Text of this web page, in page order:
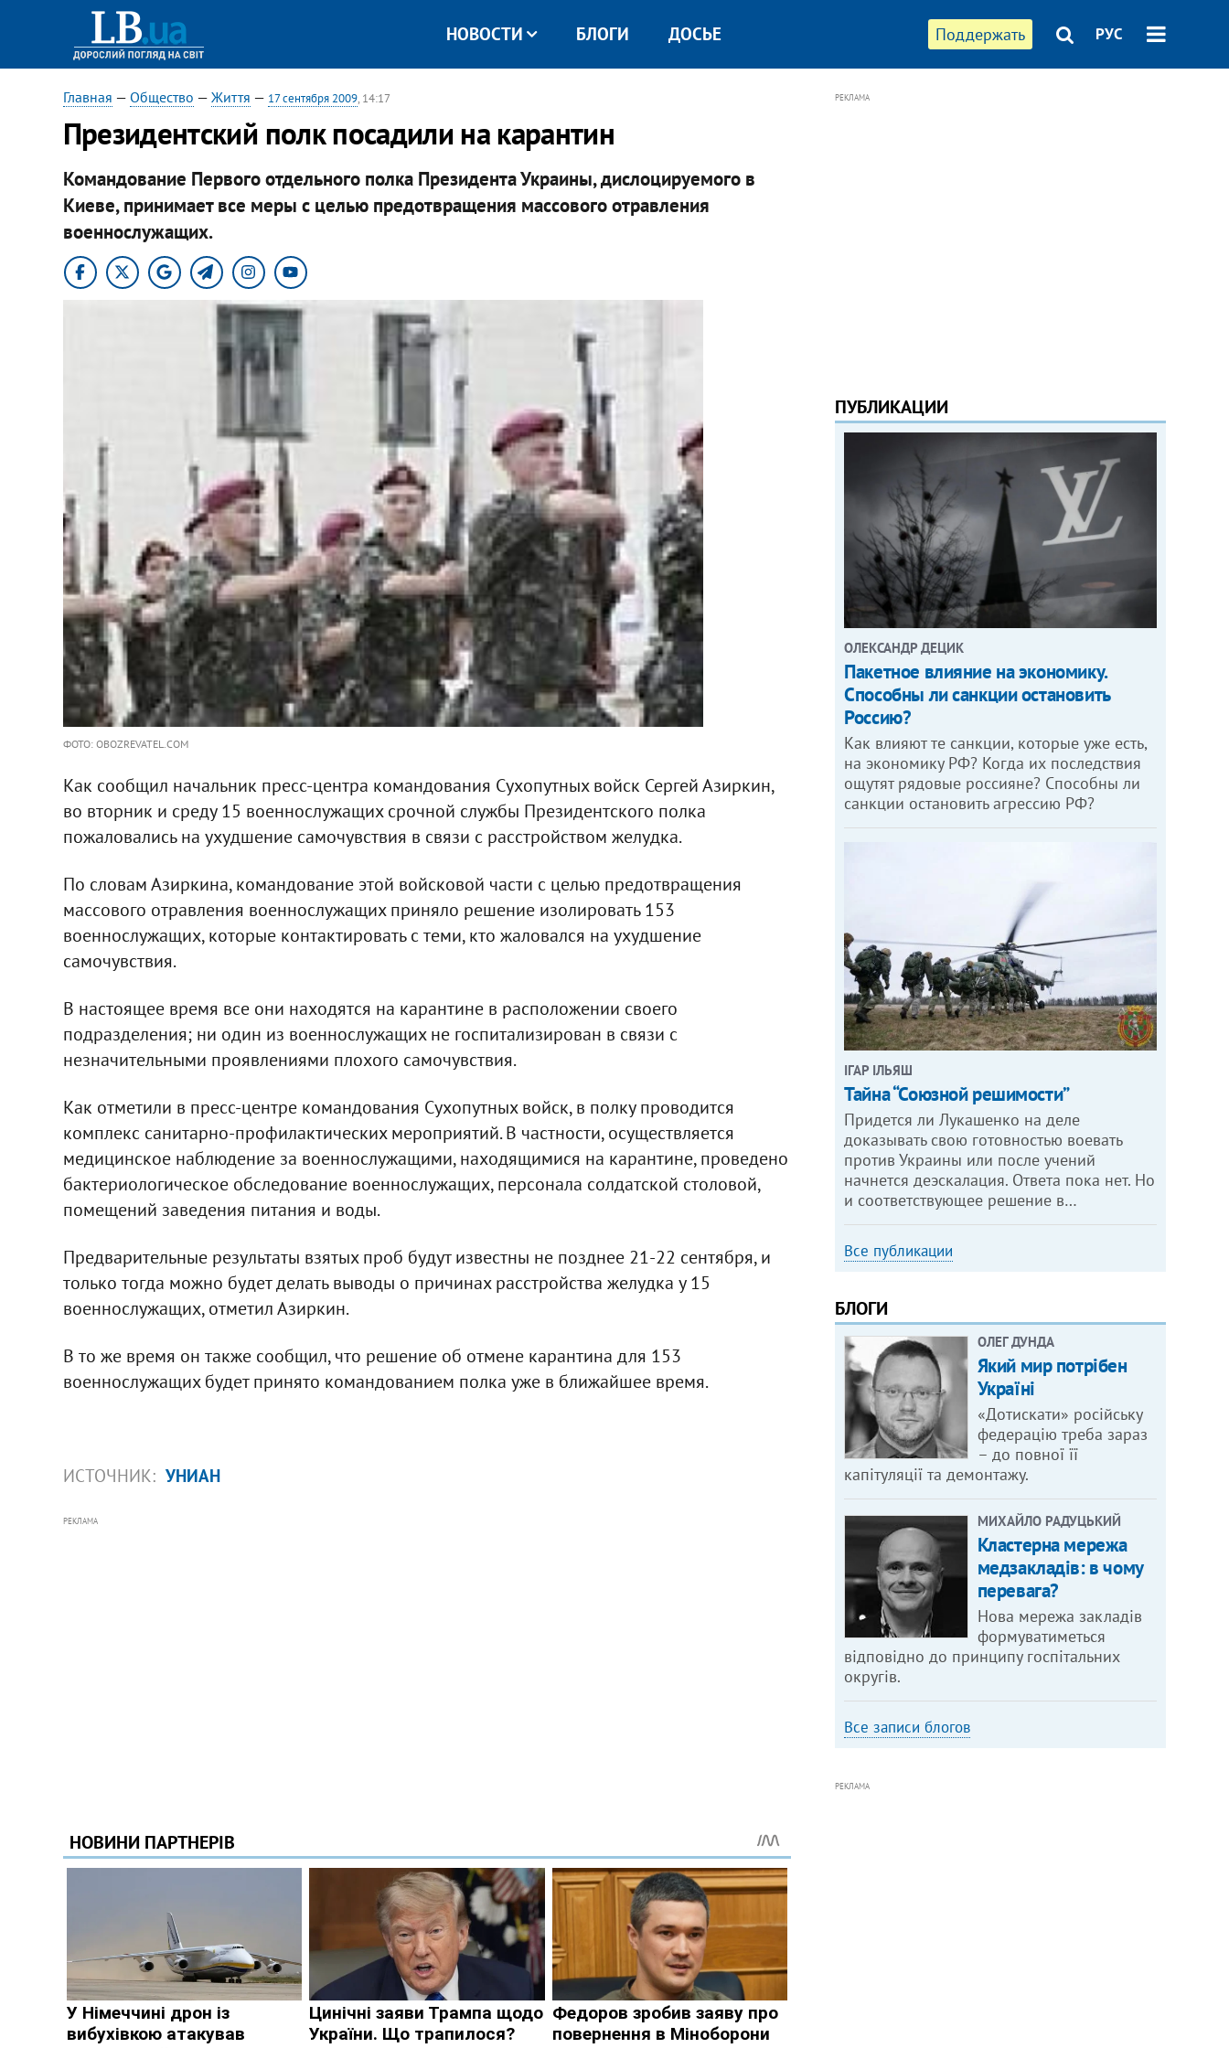
Поддержать РУС
НОВОСТИ БЛОГИ ДОСЬЕ
Главная — Общество — Життя — 17 сентября 2009, 14:17
Президентский полк посадили на карантин
Командование Первого отдельного полка Президента Украины, дислоцируемого в
Киеве, принимает все меры с целью предотвращения массового отравления
военнослужащих.
ФОТО: OBOZREVATEL.COM
Как сообщил начальник пресс-центра командования Сухопутных войск Сергей Азиркин,
во вторник и среду 15 военнослужащих срочной службы Президентского полка
пожаловались на ухудшение самочувствия в связи с расстройством желудка.
По словам Азиркина, командование этой войсковой части с целью предотвращения
массового отравления военнослужащих приняло решение изолировать 153
военнослужащих, которые контактировать с теми, кто жаловался на ухудшение
самочувствия.
В настоящее время все они находятся на карантине в расположении своего
подразделения; ни один из военнослужащих не госпитализирован в связи с
незначительными проявлениями плохого самочувствия.
Как отметили в пресс-центре командования Сухопутных войск, в полку проводится
комплекс санитарно-профилактических мероприятий. В частности, осуществляется
медицинское наблюдение за военнослужащими, находящимися на карантине, проведено
бактериологическое обследование военнослужащих, персонала солдатской столовой,
помещений заведения питания и воды.
Предварительные результаты взятых проб будут известны не позднее 21-22 сентября, и
только тогда можно будет делать выводы о причинах расстройства желудка у 15
военнослужащих, отметил Азиркин.
В то же время он также сообщил, что решение об отмене карантина для 153
военнослужащих будет принято командованием полка уже в ближайшее время.
ИСТОЧНИК: УНИАН
РЕКЛАМА
РЕКЛАМА
ПУБЛИКАЦИИ
ОЛЕКСАНДР ДЕЦИК
Пакетное влияние на экономику.
Способны ли санкции остановить
Россию?
Как влияют те санкции, которые уже есть,
на экономику РФ? Когда их последствия
ощутят рядовые россияне? Способны ли
санкции остановить агрессию РФ?
ІГАР ІЛЬЯШ
Тайна “Союзной решимости”
Придется ли Лукашенко на деле
доказывать свою готовностью воевать
против Украины или после учений
начнется деэскалация. Ответа пока нет. Но
и соответствующее решение в…
Все публикации
БЛОГИ
ОЛЕГ ДУНДА
Який мир потрібен
Україні
«Дотискати» російську
федерацію треба зараз
– до повної її
капітуляції та демонтажу.
МИХАЙЛО РАДУЦЬКИЙ
Кластерна мережа
медзакладів: в чому
перевага?
Нова мережа закладів
формуватиметься
відповідно до принципу госпітальних
округів.
Все записи блогов
РЕКЛАМА